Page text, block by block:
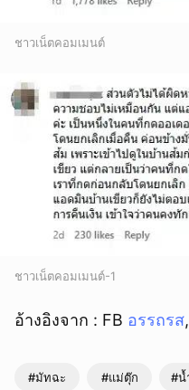
ชาวเน็ตคอมเมนต์
ชาวเน็ตคอมเมนต์-1
อ้างอิงจาก : FB อรรถรส
#มัทฉะ #แม่ตุ๊ก #น้